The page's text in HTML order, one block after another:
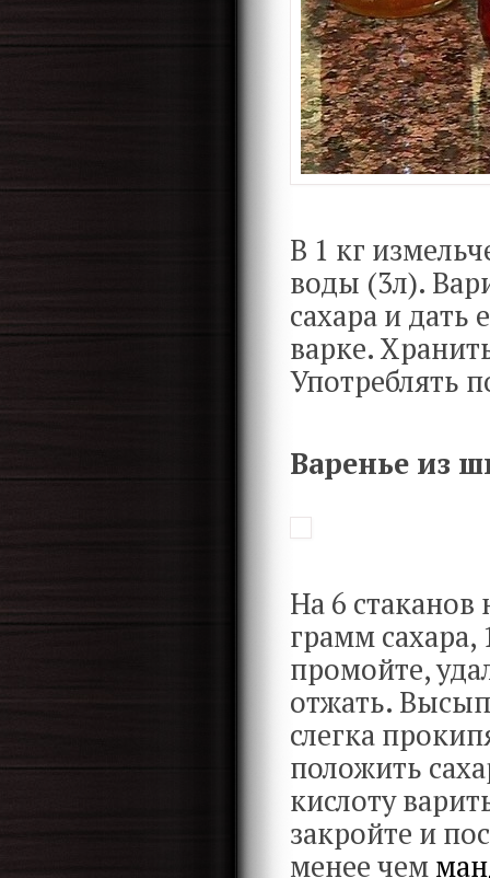
В 1 кг
воды (3л).
сахара и дать
варке.
Употреблять
Варенье из
На 6
грамм
промойте,
отжать.
слегка
положить
кислоту
закройте и
менее чем